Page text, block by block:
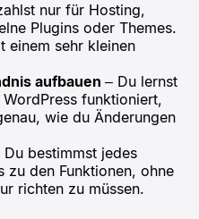
nur für Hosting,
Plugins oder Themes.
einem sehr kleinen
aufbauen– Du lernst
funktioniert,
wie du Änderungen
Du bestimmst jedes
zu den Funktionen, ohne
richten zu müssen.